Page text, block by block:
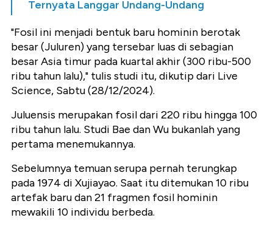
Ternyata Langgar Undang-Undang
"Fosil ini menjadi bentuk baru hominin berotak
besar (Juluren) yang tersebar luas di sebagian
besar Asia timur pada kuartal akhir (300 ribu-500
ribu tahun lalu)," tulis studi itu, dikutip dari Live
Science, Sabtu (28/12/2024).
Juluensis merupakan fosil dari 220 ribu hingga 100
ribu tahun lalu. Studi Bae dan Wu bukanlah yang
pertama menemukannya.
Sebelumnya temuan serupa pernah terungkap
pada 1974 di Xujiayao. Saat itu ditemukan 10 ribu
artefak baru dan 21 fragmen fosil hominin
mewakili 10 individu berbeda.